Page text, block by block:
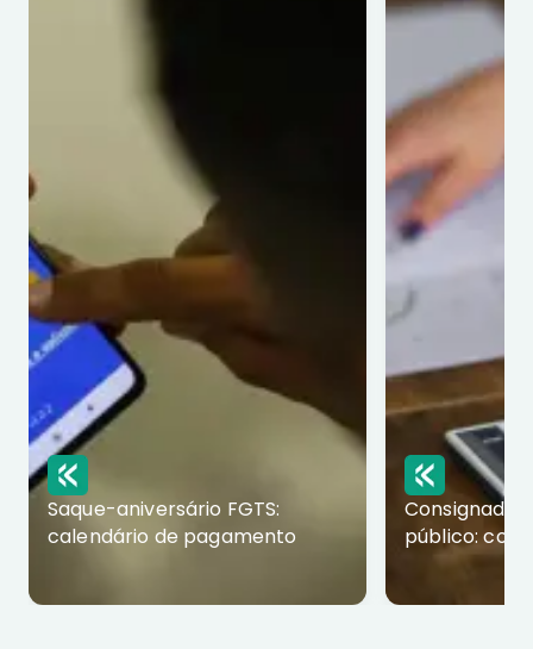
Saque-aniversário FGTS:
calendário de pagamento
Consignado
público: